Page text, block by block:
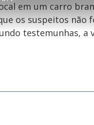
1
0
e
g
n
em um carro
os suspeitos não
testemunhas,